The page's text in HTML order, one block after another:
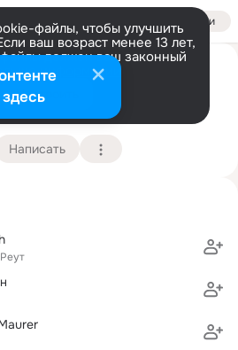
Войти
файлы, чтобы улучшить
ваш возраст менее 13 лет,
должен ваш законный
информации
Настроить
Рябкова
Написать